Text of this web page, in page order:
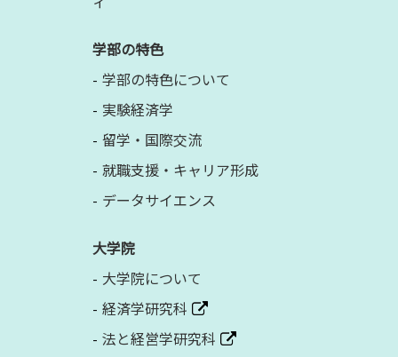
学部の特色
学部の特色について
実験経済学
留学・国際交流
就職支援・キャリア形成
データサイエンス
大学院
大学院について
経済学研究科
法と経営学研究科